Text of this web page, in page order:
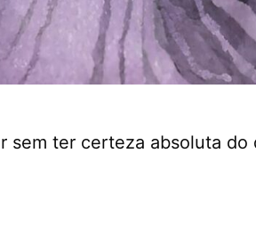
sem ter certeza absoluta do